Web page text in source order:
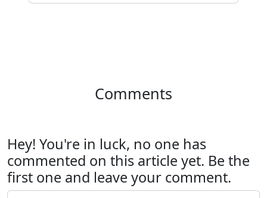
Comments
Hey! You're in luck, no one has
commented on this article yet. Be the
first one and leave your comment.